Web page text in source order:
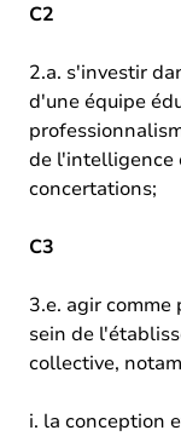
C2
2.a. s'investir
d'une équipe
de l'intelligence
concertations;
C3
3.e. agir comme
sein de
collective,
i. la conception